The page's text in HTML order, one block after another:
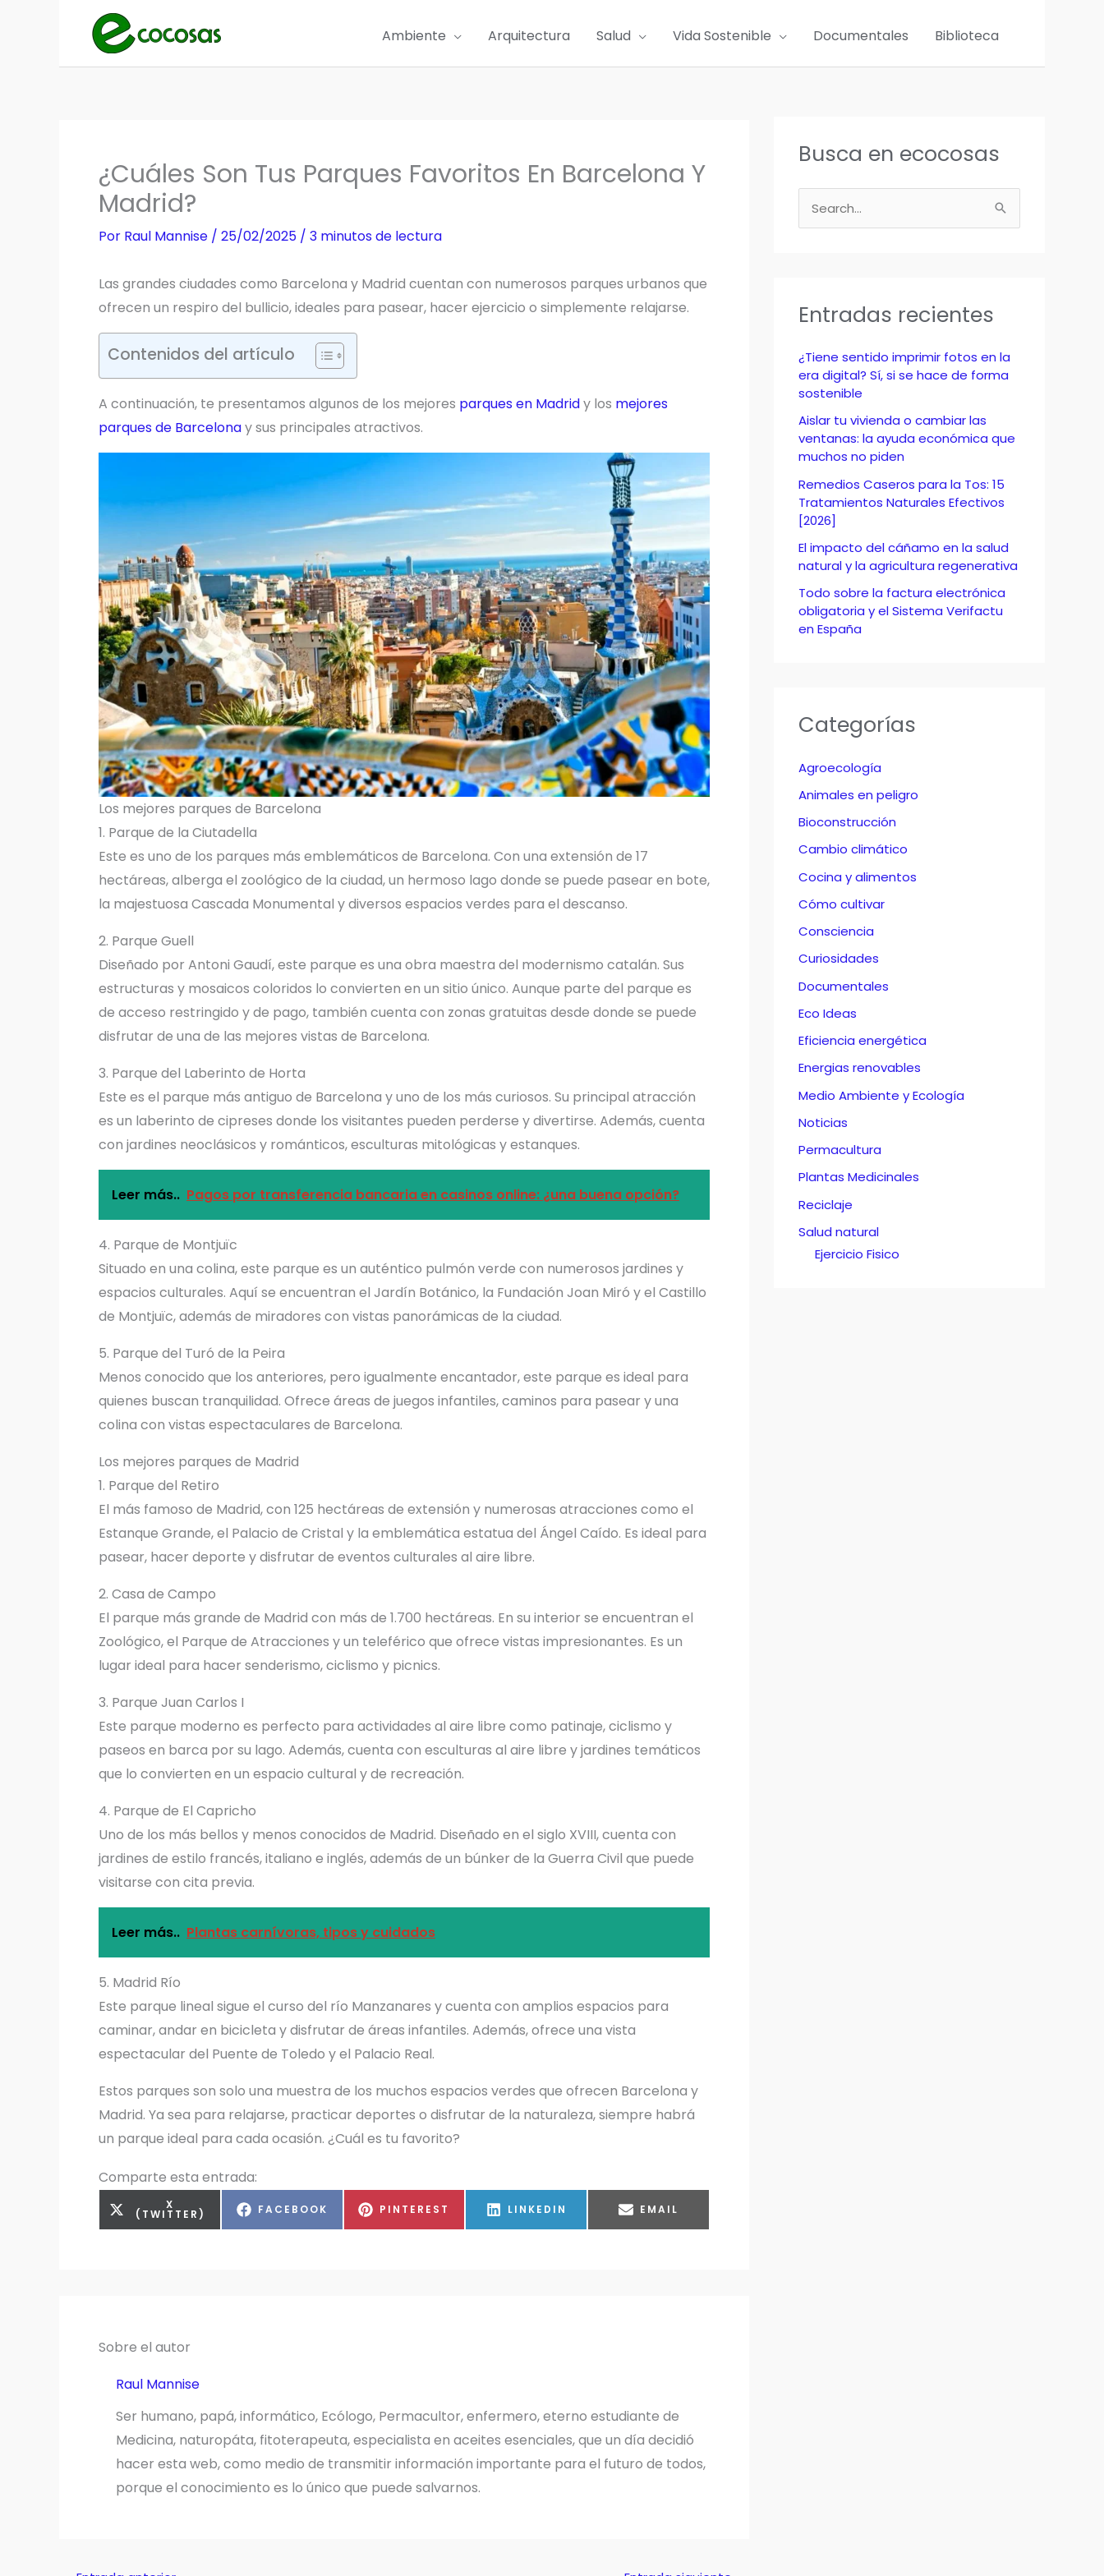
Ambiente Arquitectura Salud Vida Sostenible Documentales Biblioteca
¿Cuáles Son Tus Parques Favoritos En Barcelona Y
Madrid?
Por Raul Mannise / 25/02/2025 / 3 minutos de lectura
Las grandes ciudades como Barcelona y Madrid cuentan con numerosos parques urbanos que
ofrecen un respiro del bullicio, ideales para pasear, hacer ejercicio o simplemente relajarse.
Contenidos del artículo
A continuación, te presentamos algunos de los mejores parques en Madridy los mejores
parques de Barcelonay sus principales atractivos.
Los mejores parques de Barcelona
1. Parque de la Ciutadella
Este es uno de los parques más emblemáticos de Barcelona. Con una extensión de 17
hectáreas, alberga el zoológico de la ciudad, un hermoso lago donde se puede pasear en bote,
la majestuosa Cascada Monumental y diversos espacios verdes para el descanso.
2. Parque Guell
Diseñado por Antoni Gaudí, este parque es una obra maestra del modernismo catalán. Sus
estructuras y mosaicos coloridos lo convierten en un sitio único. Aunque parte del parque es
de acceso restringido y de pago, también cuenta con zonas gratuitas desde donde se puede
disfrutar de una de las mejores vistas de Barcelona.
3. Parque del Laberinto de Horta
Este es el parque más antiguo de Barcelona y uno de los más curiosos. Su principal atracción
es un laberinto de cipreses donde los visitantes pueden perderse y divertirse. Además, cuenta
con jardines neoclásicos y románticos, esculturas mitológicas y estanques.
Leer más.. Pagos por transferencia bancaria en casinos online: ¿una buena opción?
4. Parque de Montjuïc
Situado en una colina, este parque es un auténtico pulmón verde con numerosos jardines y
espacios culturales. Aquí se encuentran el Jardín Botánico, la Fundación Joan Miró y el Castillo
de Montjuïc, además de miradores con vistas panorámicas de la ciudad.
5. Parque del Turó de la Peira
Menos conocido que los anteriores, pero igualmente encantador, este parque es ideal para
quienes buscan tranquilidad. Ofrece áreas de juegos infantiles, caminos para pasear y una
colina con vistas espectaculares de Barcelona.
Los mejores parques de Madrid
1. Parque del Retiro
El más famoso de Madrid, con 125 hectáreas de extensión y numerosas atracciones como el
Estanque Grande, el Palacio de Cristal y la emblemática estatua del Ángel Caído. Es ideal para
pasear, hacer deporte y disfrutar de eventos culturales al aire libre.
2. Casa de Campo
El parque más grande de Madrid con más de 1.700 hectáreas. En su interior se encuentran el
Zoológico, el Parque de Atracciones y un teleférico que ofrece vistas impresionantes. Es un
lugar ideal para hacer senderismo, ciclismo y picnics.
3. Parque Juan Carlos I
Este parque moderno es perfecto para actividades al aire libre como patinaje, ciclismo y
paseos en barca por su lago. Además, cuenta con esculturas al aire libre y jardines temáticos
que lo convierten en un espacio cultural y de recreación.
4. Parque de El Capricho
Uno de los más bellos y menos conocidos de Madrid. Diseñado en el siglo XVIII, cuenta con
jardines de estilo francés, italiano e inglés, además de un búnker de la Guerra Civil que puede
visitarse con cita previa.
Leer más.. Plantas carnívoras, tipos y cuidados
5. Madrid Río
Este parque lineal sigue el curso del río Manzanares y cuenta con amplios espacios para
caminar, andar en bicicleta y disfrutar de áreas infantiles. Además, ofrece una vista
espectacular del Puente de Toledo y el Palacio Real.
Estos parques son solo una muestra de los muchos espacios verdes que ofrecen Barcelona y
Madrid. Ya sea para relajarse, practicar deportes o disfrutar de la naturaleza, siempre habrá
un parque ideal para cada ocasión. ¿Cuál es tu favorito?
Comparte esta entrada:
COMPARTIR
EN
X
(TWITTER) COMPARTIR
FACEBOOK COMPARTIR
PINTEREST COMPARTIR
LINKEDIN COMPARTIR
EMAIL
Sobre el autor
Raul Mannise
Ser humano, papá, informático, Ecólogo, Permacultor, enfermero, eterno estudiante de
Medicina, naturopáta, fitoterapeuta, especialista en aceites esenciales, que un día decidió
hacer esta web, como medio de transmitir información importante para el futuro de todos,
porque el conocimiento es lo único que puede salvarnos.
Busca en ecocosas
u
r
o
r
:
Entradas recientes
¿Tiene sentido imprimir fotos en la
era digital? Sí, si se hace de forma
sostenible
Aislar tu vivienda o cambiar las
ventanas: la ayuda económica que
muchos no piden
Remedios Caseros para la Tos: 15
Tratamientos Naturales Efectivos
[2026]
El impacto del cáñamo en la salud
natural y la agricultura regenerativa
Todo sobre la factura electrónica
obligatoria y el Sistema Verifactu
en España
Categorías
Agroecología
Animales en peligro
Bioconstrucción
Cambio climático
Cocina y alimentos
Cómo cultivar
Consciencia
Curiosidades
Documentales
Eco Ideas
Eficiencia energética
Energias renovables
Medio Ambiente y Ecología
Noticias
Permacultura
Plantas Medicinales
Reciclaje
Salud natural
Ejercicio Fisico